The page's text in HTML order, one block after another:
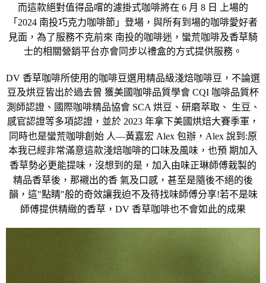
而這款絕對值得品嚐的濾掛式咖啡將在 6 月 8 日 上場的
「 2024 南投巧克力咖啡節 」登場，與所有到場的咖啡愛好者
見面 ，為了服務不克前來 南投的咖啡迷 ，蠻荒咖啡及香草騎
士的相關營銷平台亦會同 步以禮盒的方式提供服務 。
DV 香草咖啡所使用的咖啡豆選用精品級淺焙咖啡豆 ，不論選
豆及烘豆皆出於過去曾 獲美國 咖啡品質學會 CQI 咖啡品質杯
測 師認證、 國際咖啡精品協會 SCA 烘豆 、研磨萃取、 生豆 、
感官認證等多項認證 ，並於 2023 年拿下美國烘焙大賽季軍 ，
同時也是蠻荒咖啡創始 人—黃嘉宏 Alex 包辦，Alex 說到 :原
本我已經非常滿意這款淺焙咖啡的 口 味及風味，也預 期加 入
香草勢必更能提味， 沒想到的是，加 入由味正琳師傅栽製的
精品香草後， 那襯出的香 氣及口感， 甚至是隨後不絕的後
韻， 這"點睛"般的奇效讓我迫不及待找味師傅分享!若不是味
師傅提供精緻的香草，DV 香草咖啡也不會如此的成果